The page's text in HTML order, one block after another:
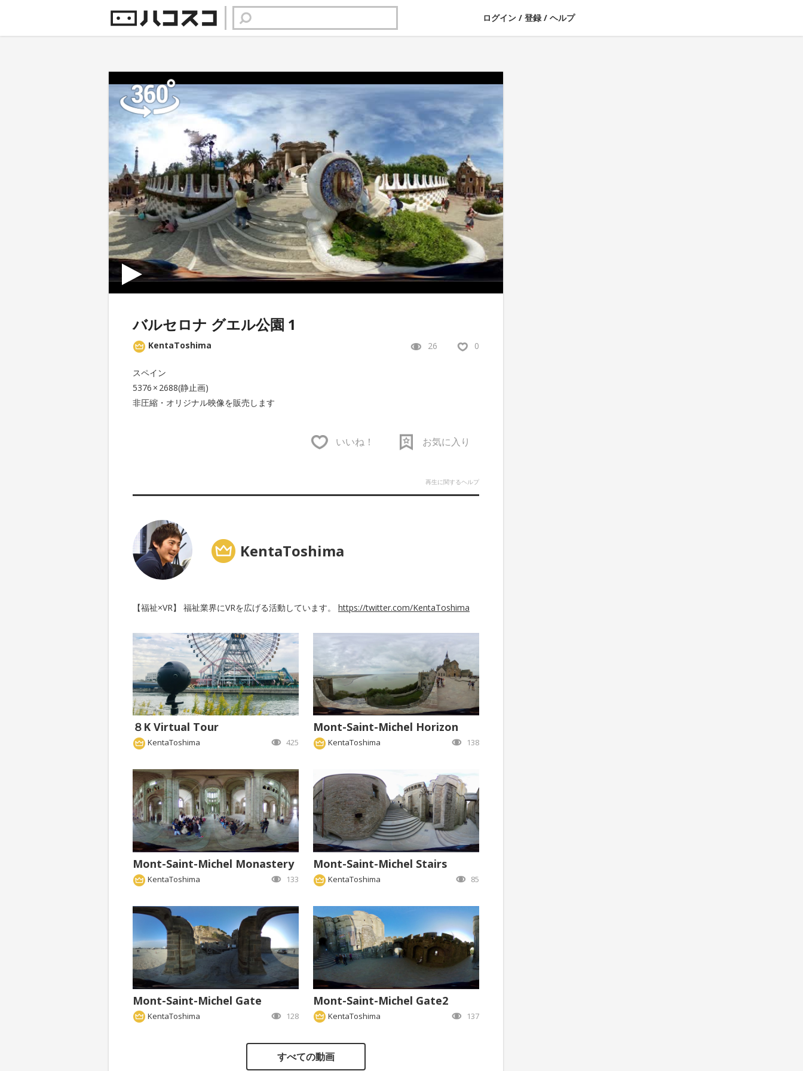
ログイン / 登録 / ヘルプ
バルセロナ グエル公園 1
KentaToshima 26 0
スペイン
5376 × 2688(静止画)
非圧縮・オリジナル映像を販売します
いいね！ お気に入り
再生に関するヘルプ
KentaToshima
【福祉×VR】 福祉業界にVRを広げる活動しています。 https://twitter.com/KentaToshima
８K Virtual Tour
KentaToshima 425
Mont-Saint-Michel Horizon
KentaToshima 138
Mont-Saint-Michel Monastery
KentaToshima 133
Mont-Saint-Michel Stairs
KentaToshima 85
Mont-Saint-Michel Gate
KentaToshima 128
Mont-Saint-Michel Gate2
KentaToshima 137
すべての動画